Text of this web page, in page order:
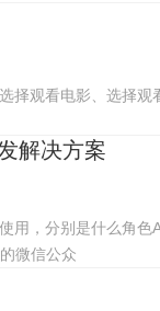
观看电影、选择
解决方案
，分别是什么角
微信公众